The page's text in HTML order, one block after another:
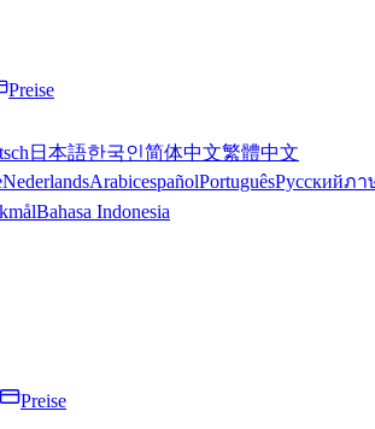
Preise
日本語한국인简体中文繁體中文
NederlandsArabicespañolPortuguêsРусскийภา
Bahasa Indonesia
Preise